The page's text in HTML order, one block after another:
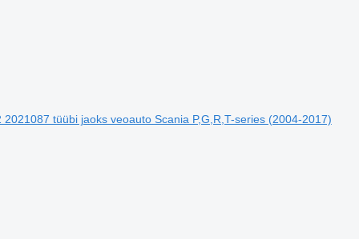
tüübi jaoks veoauto Scania P,G,R,T-series (2004-2017)